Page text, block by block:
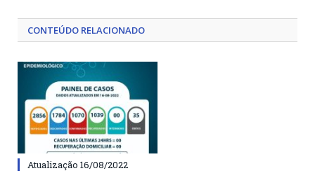
CONTEÚDO RELACIONADO
Atualização 16/08/2022